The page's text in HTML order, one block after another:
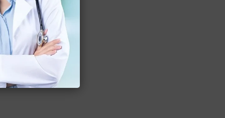
pria risih,
Anda bisa